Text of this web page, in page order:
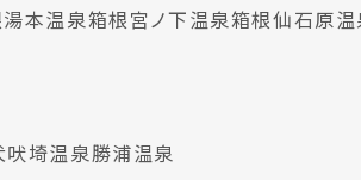
本温泉箱根宮ノ下温泉箱根仙石原
吠埼温泉勝浦温泉